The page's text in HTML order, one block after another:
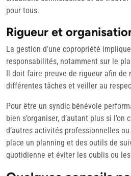
pour tous.
Rigueur et
La gestion d’une copropriété
responsabilités, notamment sur le
Il doit faire preuve de rigueur afin de
différentes tâches et veiller au
Pour être un syndic bénévole
bien s’organiser, d’autant plus si
d’autres activités professionnelles
place un planning et des outils de
quotidienne et éviter les oublis ou